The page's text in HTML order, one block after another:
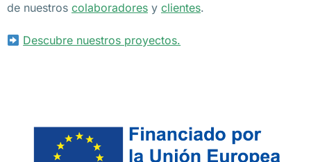
de nuestros colaboradores y clientes.
Descubre nuestros proyectos.